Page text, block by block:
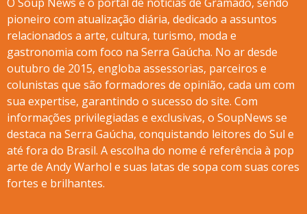
pioneiro com atualização diária, dedicado a assuntos
relacionados a arte, cultura, turismo, moda e
gastronomia com foco na Serra Gaúcha. No ar desde
outubro de 2015, engloba assessorias, parceiros e
colunistas que são formadores de opinião, cada um com
sua expertise, garantindo o sucesso do site. Com
informações privilegiadas e exclusivas, o SoupNews se
destaca na Serra Gaúcha, conquistando leitores do Sul e
até fora do Brasil. A escolha do nome é referência à pop
arte de Andy Warhol e suas latas de sopa com suas cores
fortes e brilhantes.